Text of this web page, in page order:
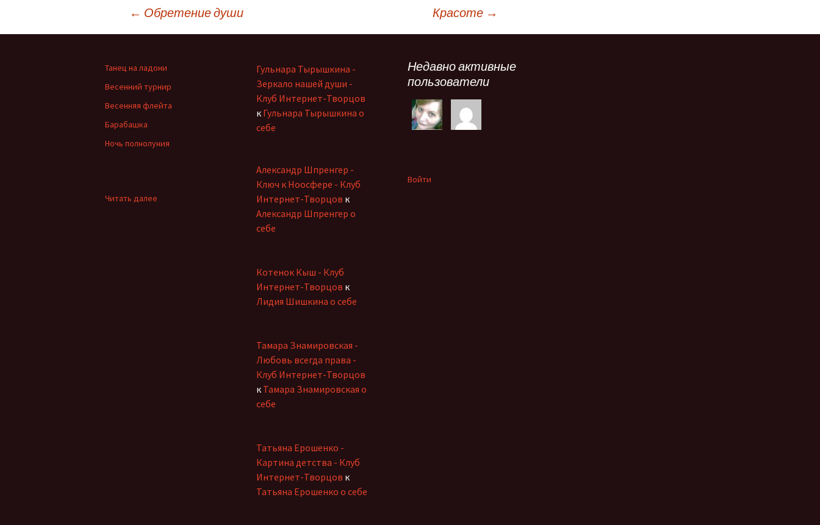
Навигация
записям
← Обретение души Красоте →
Танец на ладони
Весенний турнир
Весенняя флейта
Барабашка
Ночь полнолуния
Гульнара Тырышкина -
Зеркало нашей души -
Клуб Интернет-Творцов
к Гульнара Тырышкина о
себе
Александр Шпренгер -
Ключ к Ноосфере - Клуб
Интернет-Творцов к
Александр Шпренгер о
себе
Котенок Кыш - Клуб
Интернет-Творцов к
Лидия Шишкина о себе
Тамара Знамировская -
Любовь всегда права -
Клуб Интернет-Творцов
к Тамара Знамировская о
себе
Татьяна Ерошенко -
Картина детства - Клуб
Интернет-Творцов к
Татьяна Ерошенко о себе
Недавно активные
пользователи
Войти
Читать далее